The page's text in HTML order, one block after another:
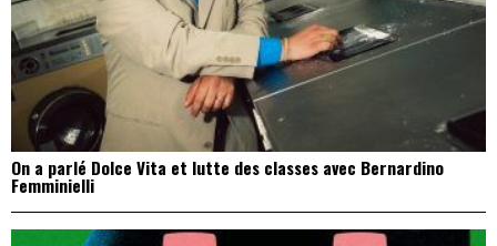
On a parlé Dolce Vita et lutte des classes avec Bernardino
Femminielli